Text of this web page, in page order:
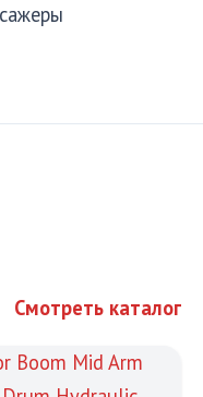
Смотреть каталог